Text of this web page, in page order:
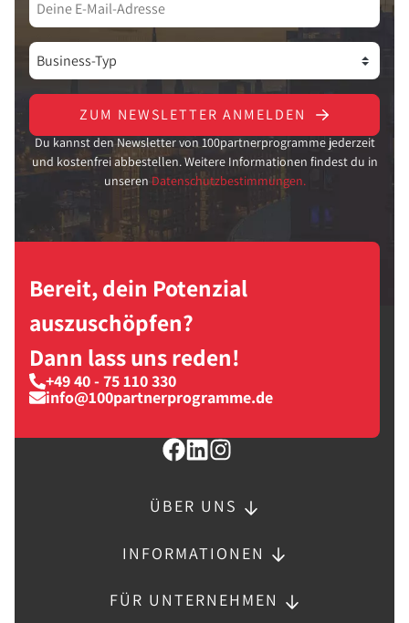
ZUM NEWSLETTER ANMELDEN
Du kannst den Newsletter von 100partnerprogramme jederzeit
und kostenfrei abbestellen. Weitere Informationen findest du in
unseren Datenschutzbestimmungen.
Bereit, dein Potenzial
auszuschöpfen?
Dann lass uns reden!
+49 40 - 75 110 330
info@100partnerprogramme.de
ÜBER UNS
INFORMATIONEN
FÜR UNTERNEHMEN